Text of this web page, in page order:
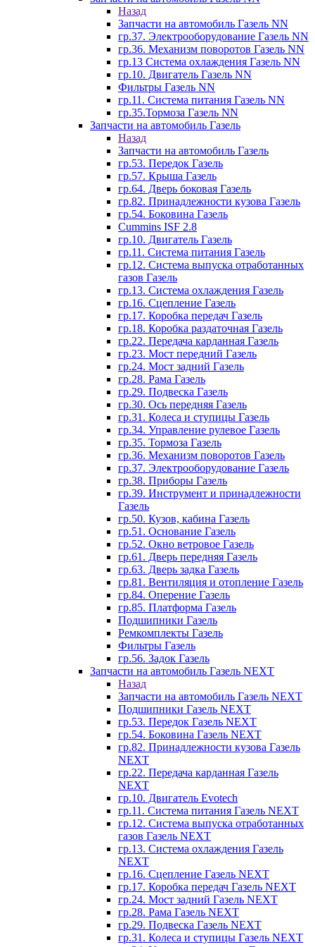
Назад
Запчасти на автомобиль Газель NN
гр.37. Электрооборудование Газель NN
гр.36. Механизм поворотов Газель NN
гр.13 Система охлаждения Газель NN
гр.10. Двигатель Газель NN
Фильтры Газель NN
гр.11. Система питания Газель NN
гр.35.Тормоза Газель NN
Запчасти на автомобиль Газель
Назад
Запчасти на автомобиль Газель
гр.53. Передок Газель
гр.57. Крыша Газель
гр.64. Дверь боковая Газель
гр.82. Принадлежности кузова Газель
гр.54. Боковина Газель
Cummins ISF 2.8
гр.10. Двигатель Газель
гр.11. Система питания Газель
гр.12. Система выпуска отработанных
газов Газель
гр.13. Система охлаждения Газель
гр.16. Сцепление Газель
гр.17. Коробка передач Газель
гр.18. Коробка раздаточная Газель
гр.22. Передача карданная Газель
гр.23. Мост передний Газель
гр.24. Мост задний Газель
гр.28. Рама Газель
гр.29. Подвеска Газель
гр.30. Ось передняя Газель
гр.31. Колеса и ступицы Газель
гр.34. Управление рулевое Газель
гр.35. Тормоза Газель
гр.36. Механизм поворотов Газель
гр.37. Электрооборудование Газель
гр.38. Приборы Газель
гр.39. Инструмент и принадлежности
Газель
гр.50. Кузов, кабина Газель
гр.51. Основание Газель
гр.52. Окно ветровое Газель
гр.61. Дверь передняя Газель
гр.63. Дверь задка Газель
гр.81. Вентиляция и отопление Газель
гр.84. Оперение Газель
гр.85. Платформа Газель
Подшипники Газель
Ремкомплекты Газель
Фильтры Газель
гр.56. Задок Газель
Запчасти на автомобиль Газель NEXT
Назад
Запчасти на автомобиль Газель NEXT
Подшипники Газель NEXT
гр.53. Передок Газель NEXT
гр.54. Боковина Газель NEXT
гр.82. Принадлежности кузова Газель
NEXT
гр.22. Передача карданная Газель
NEXT
гр.10. Двигатель Evotech
гр.11. Система питания Газель NEXT
гр.12. Система выпуска отработанных
газов Газель NEXT
гр.13. Система охлаждения Газель
NEXT
гр.16. Сцепление Газель NEXT
гр.17. Коробка передач Газель NEXT
гр.24. Мост задний Газель NEXT
гр.28. Рама Газель NEXT
гр.29. Подвеска Газель NEXT
гр.31. Колеса и ступицы Газель NEXT